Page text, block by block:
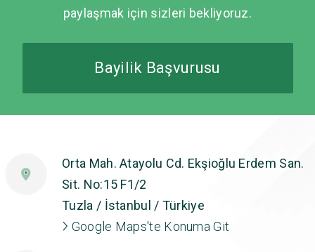
paylaşmak için sizleri bekliyoruz.
Bayilik Başvurusu
Orta Mah. Atayolu Cd. Ekşioğlu Erdem San.
Sit. No:15 F1/2
Tuzla / İstanbul / Türkiye
Google Maps'te Konuma Git